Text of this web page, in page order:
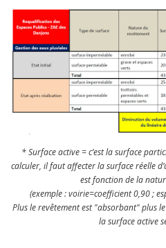
* Surface active = c’est la surface
calculer, il faut affecter la surface réelle
est fonction de la
(exemple : voirie=coefficient 0,90 ;
Plus le revêtement est "absorbant" plus
la surface active